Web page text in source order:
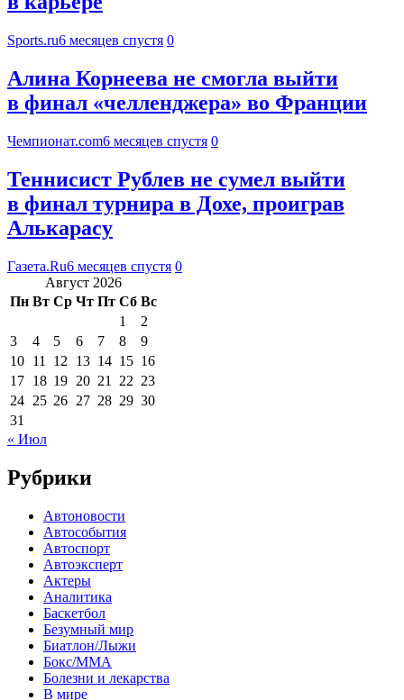
Sports.ru6 месяцев спустя 0
Алина Корнеева не смогла выйти
в финал «челленджера» во Франции
Чемпионат.com6 месяцев спустя 0
Теннисист Рублев не сумел выйти
в финал турнира в Дохе, проиграв
Алькарасу
Газета.Ru6 месяцев спустя 0
Август 2026
Пн Вт Ср Чт Пт Сб Вс
1
2
3
4 5 6 7 8
9
10 11 12 13 14 15 16
17 18 19 20 21 22 23
24 25 26 27 28 29 30
31
« Июл
Рубрики
Автоновости
Автособытия
Автоспорт
Автоэксперт
Актеры
Аналитика
Баскетбол
Безумный мир
Биатлон/Лыжи
Бокс/MMA
Болезни и лекарства
В мире